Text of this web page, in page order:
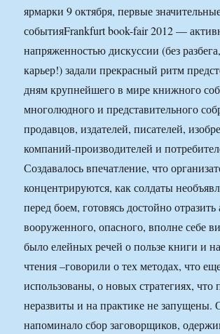
ярмарки 9 октября, первые
событияFrankfurt book-fair 2012 —
напряженностью дискуссии (без
карьер!) задали прекрасный ритм
дням крупнейшего в мире книжного
многолюдного и представительного
продавцов, издателей, писателей,
компаний-производителей и
Создавалось впечатление, что
концентрируются, как солдаты
перед боем, готовясь достойно
вооруженного, опасного, вполне себе
было елейных речей о пользе книги и
чтения –говорили о тех методах, что
использованы, о новых стратегиях, что
неразвиты и на практике не запущены.
напоминало сбор заговорщиков,